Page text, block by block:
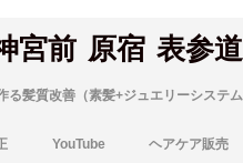
宮前 原宿 表参
る髪質改善（素髪+ジュエリーシステ
YouTube ヘアケア販売